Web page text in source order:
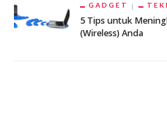
GADGET
5 Tips untuk
(Wireless) Anda